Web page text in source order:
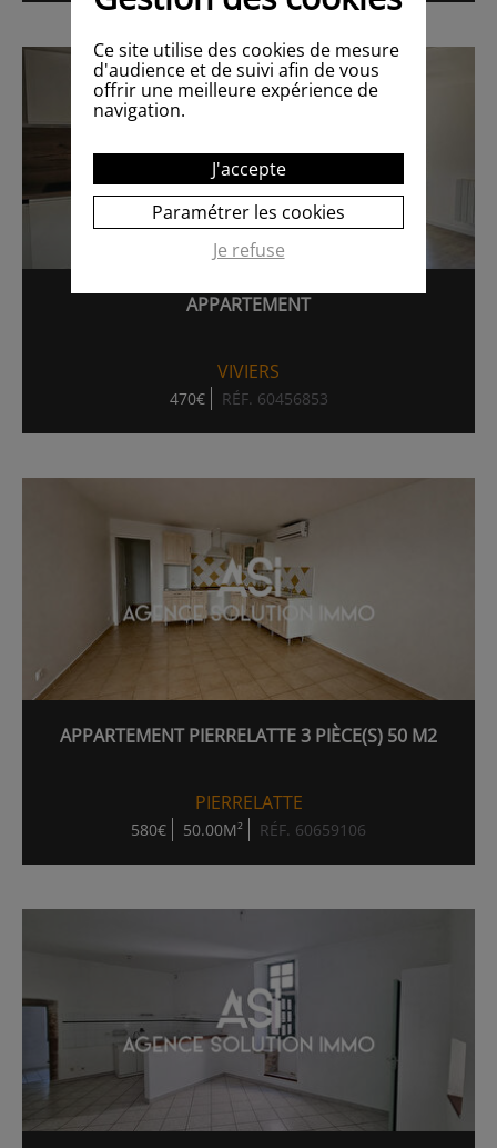
APPARTEMENT
VIVIERS
470€ RÉF. 60456853
APPARTEMENT PIERRELATTE 3 PIÈCE(S) 50 M2
PIERRELATTE
580€ 50.00M² RÉF. 60659106
Ce site utilise des cookies de mesure
d'audience et de suivi afin de vous
offrir une meilleure expérience de
navigation.
J'accepte
Paramétrer les cookies
Je refuse